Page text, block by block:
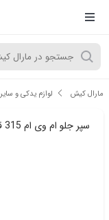
مارال کیش لوازم یدکی و سایر
سپر جلو ام وی ام 315 قدیم